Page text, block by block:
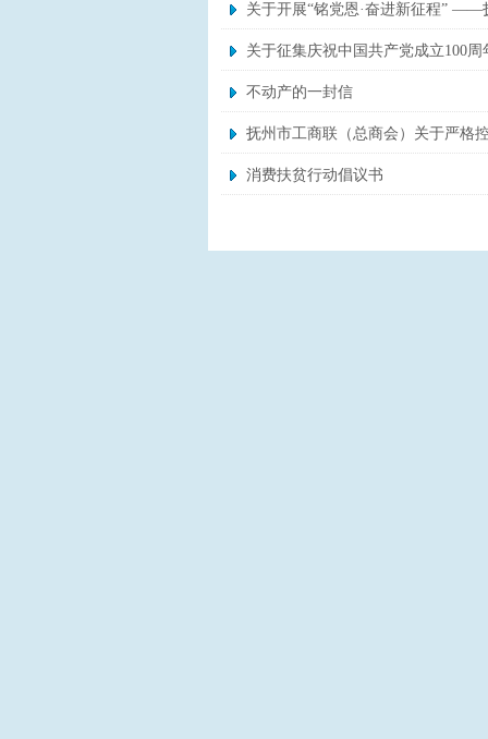
关于开展“铭党恩·奋进新征程” ——
关于征集庆祝中国共产党成立100
不动产的一封信
抚州市工商联（总商会）关于严格
消费扶贫行动倡议书